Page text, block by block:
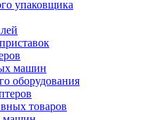
упаковщика
машин
оборудования
товаров